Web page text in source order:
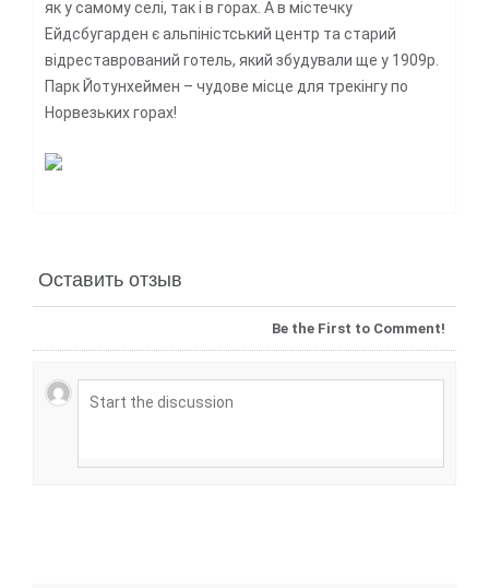
як у самому селі, так і в горах. А в містечку
Ейдсбугарден є альпіністський центр та старий
відреставрований готель, який збудували ще у 1909р.
Парк Йотунхеймен – чудове місце для трекінгу по
Норвезьких горах!
Оставить отзыв
Be the First to Comment!